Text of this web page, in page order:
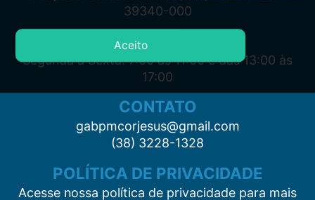
39340-000
ATENDIMENTO
Segunda à Sexta: 7:00 às 11:00 e das 13:00 às
17:00
CONTATO
gabpmcorjesus@gmail.com
(38) 3228-1328
POLÍTICA DE PRIVACIDADE
Acesse nossa política de privacidade para mais
Aceito